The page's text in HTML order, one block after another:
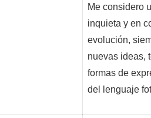
Me considero
inquieta y en
evolución,
nuevas ideas,
formas de
del lenguaje